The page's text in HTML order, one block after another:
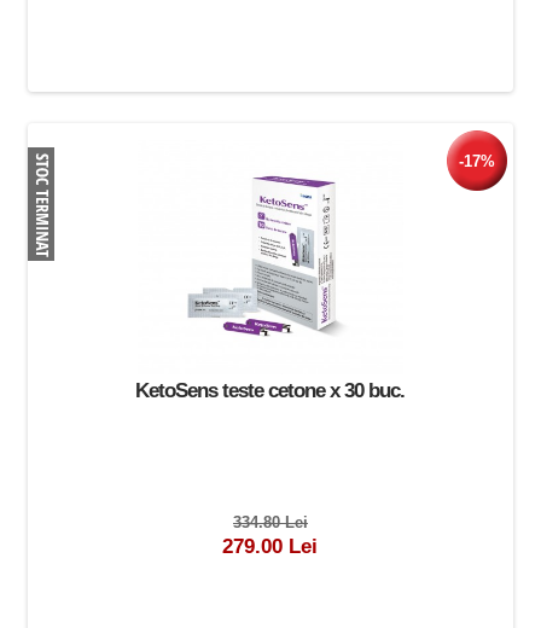
-17%
KetoSens teste cetone x 30 buc.
334.80 Lei
279.00 Lei